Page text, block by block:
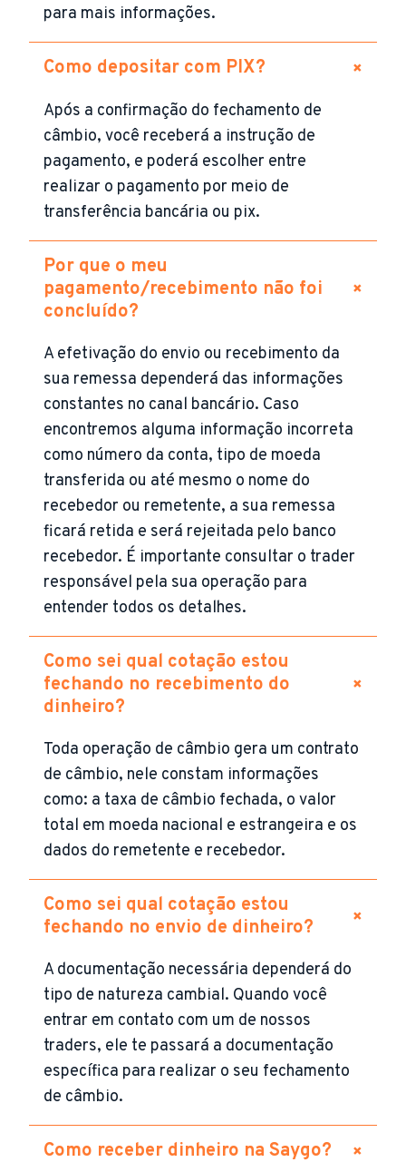
para mais informações.
Como depositar com PIX? +
Após a confirmação do fechamento de
câmbio, você receberá a instrução de
pagamento, e poderá escolher entre
realizar o pagamento por meio de
transferência bancária ou pix.
Por que o meu
pagamento/recebimento não foi
concluído?
+
A efetivação do envio ou recebimento da
sua remessa dependerá das informações
constantes no canal bancário. Caso
encontremos alguma informação incorreta
como número da conta, tipo de moeda
transferida ou até mesmo o nome do
recebedor ou remetente, a sua remessa
ficará retida e será rejeitada pelo banco
recebedor. É importante consultar o trader
responsável pela sua operação para
entender todos os detalhes.
Como sei qual cotação estou
fechando no recebimento do
dinheiro?
+
Toda operação de câmbio gera um contrato
de câmbio, nele constam informações
como: a taxa de câmbio fechada, o valor
total em moeda nacional e estrangeira e os
dados do remetente e recebedor.
Como sei qual cotação estou
fechando no envio de dinheiro?
+
A documentação necessária dependerá do
tipo de natureza cambial. Quando você
entrar em contato com um de nossos
traders, ele te passará a documentação
específica para realizar o seu fechamento
de câmbio.
Como receber dinheiro na Saygo? +